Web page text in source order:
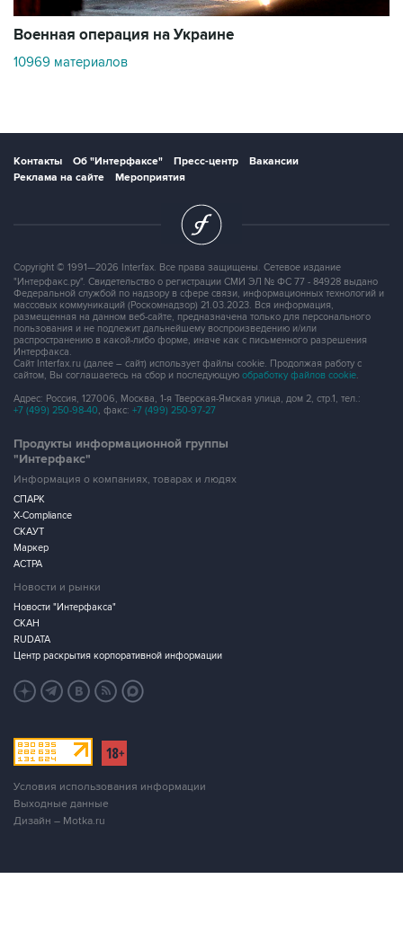
Военная операция на Украине
10969 материалов
Контакты Об "Интерфаксе" Пресс-центр
Вакансии
Реклама на сайте
Мероприятия
Copyright © 1991—2026 Interfax. Все права защищены. Сетевое издание
"Интерфакс.ру". Свидетельство о регистрации СМИ ЭЛ № ФС 77 - 84928 выдано
Федеральной службой по надзору в сфере связи, информационных технологий и
массовых коммуникаций (Роскомнадзор) 21.03.2023. Вся информация,
размещенная на данном веб-сайте, предназначена только для персонального
пользования и не подлежит дальнейшему воспроизведению и/или
распространению в какой-либо форме, иначе как с письменного разрешения
Интерфакса.
Сайт Interfax.ru (далее – сайт) использует файлы cookie. Продолжая работу с
сайтом, Вы соглашаетесь на сбор и последующую обработку файлов cookie.
Адрес: Россия, 127006, Москва, 1-я Тверская-Ямская улица, дом 2, стр.1, тел.:
+7 (499) 250-98-40, факс: +7 (499) 250-97-27
Продукты информационной группы
"Интерфакс"
Информация о компаниях, товарах и людях
СПАРК
X-Compliance
СКАУТ
Маркер
АСТРА
Новости и рынки
Новости "Интерфакса"
СКАН
RUDATA
Центр раскрытия корпоративной информации
Условия использования информации
Выходные данные
Дизайн – Motka.ru